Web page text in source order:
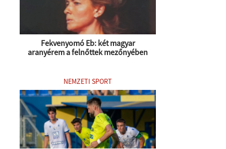
Fekvenyomó Eb: két magyar
aranyérem a felnőttek mezőnyében
NEMZETI SPORT